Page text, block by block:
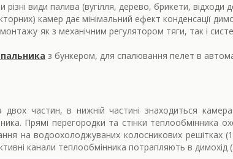
види палива (вугілля, дерево, брикети, відходи
камер дає мінімальний ефект конденсації
як з механічним регулятором тяги, так і
з бункером, для спалювання пелет в
частин, в нижній частині знаходиться
Прямі перегородки та стінки
на водоохолоджуваних колосникових решітках
канали теплообмінника потрапляють в димохід